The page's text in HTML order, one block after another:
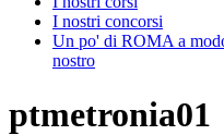
I nostri concorsi
Un po' di ROMA a
nostro
ptmetronia01